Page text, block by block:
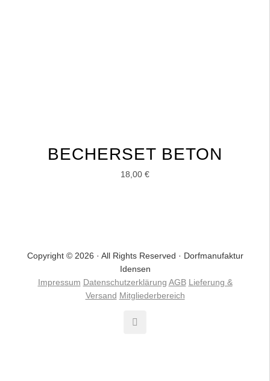
BECHERSET BETON
18,00 €
Copyright © 2026 · All Rights Reserved · Dorfmanufaktur
Idensen
Impressum Datenschutzerklärung AGB Lieferung &
Versand Mitgliederbereich